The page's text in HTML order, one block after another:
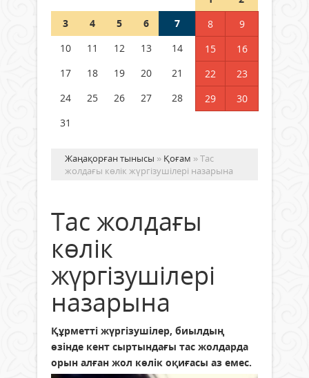
Германия аптап ыстыққа
бастады
04 тамыз 2026 ж.
3
4 5 6 7 8
9
10
11 12 13 14 15
16
17
18 19 20 21 22
23
24
25 26 27 28 29
30
31
Жаңақорған тынысы » Қоғам » Тас
жолдағы көлік жүргізушілері назарына
Тас жолдағы
көлік
жүргізушілері
назарына
Құрметті жүргізушілер, биылдың
өзінде кент сыртындағы тас жолдарда
орын алған жол көлік оқиғасы аз емес.